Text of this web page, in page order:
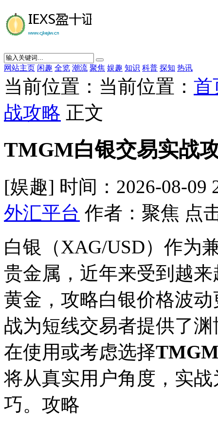
网站主页 闲趣 全览 潮流 聚焦 娱趣 知识 科普 探知 热讯
当前位置：当前位置： 首
战攻略 正文
TMGM白银交易实战
[娱趣] 时间：2026-08-09
外汇平台 作者：聚焦 点
白银（XAG/USD）作为
贵金属，近年来受到越
黄金，攻略白银价格波
战为短线交易者提供了
在使用或考虑选择
将从真实用户角度，实
巧。攻略